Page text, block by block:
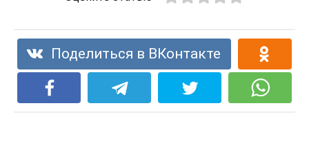
Поделиться в ВКонтакте